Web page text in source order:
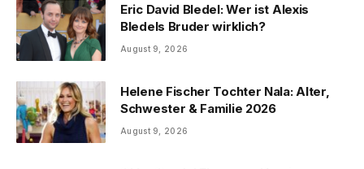
Eric David Bledel: Wer ist Alexis
Bledels Bruder wirklich?
August 9, 2026
Helene Fischer Tochter Nala: Alter,
Schwester & Familie 2026
August 9, 2026